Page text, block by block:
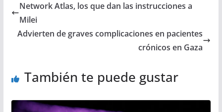
Network Atlas, los que dan las instrucciones a
Milei
Advierten de graves complicaciones en pacientes
crónicos en Gaza
También te puede gustar